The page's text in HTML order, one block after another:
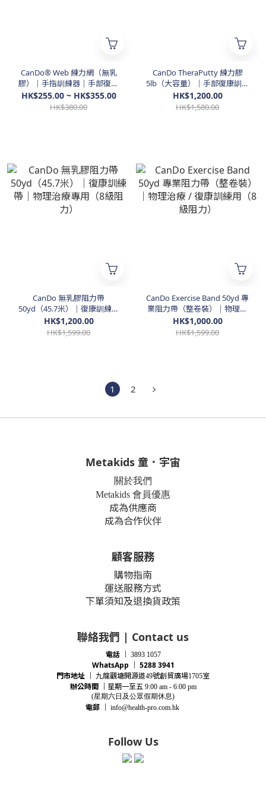
CanDo® Web 練力網（無乳
膠）｜手指訓練器｜手部復康
專用（OT/PT）
HK$255.00 ~ HK$355.00
HK$380.00
CanDo TheraPutty 練力膠
5lb（大容量）｜手部復康訓練
膠｜OT專業用
HK$1,200.00
HK$1,580.00
CanDo 無乳膠阻力帶
50yd（45.7米）｜復康訓練帶
｜物理治療專用（8級阻力）
HK$1,200.00
HK$1,599.00
CanDo Exercise Band 50yd 專
業阻力帶（整卷裝）｜物理治
療 / 復康訓練用（8級阻力）
HK$1,000.00
HK$1,599.00
1 2
Metakids 童．宇宙
關於我們
Metakids 會員優惠
成為供應商
成為合作伙伴
顧客服務
購物指南
運送服務方式
下單須知及退換貨政策
聯絡我們 | Contact us
電話 3893 1057
WhatsApp ｜ 5288 3941
門市地址
九龍觀塘開源道49號創貿廣場1705室
辦公時間｜ 星期一至五9:00 am - 6:00 pm
(星期六日及公眾假期休息)
電郵｜ info@health-pro.com.hk
Follow Us